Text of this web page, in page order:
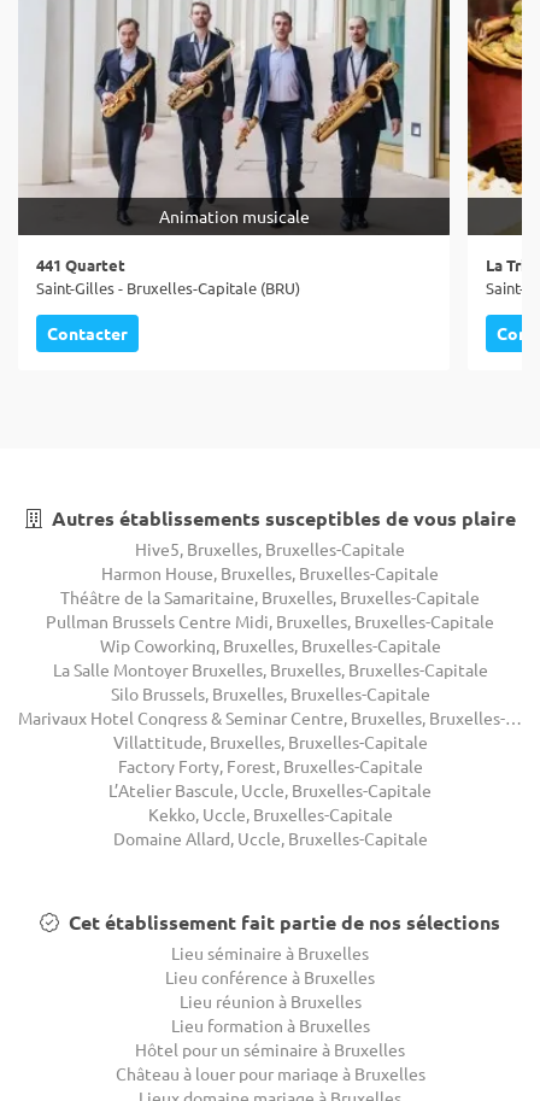
Animation musicale
441 Quartet
Saint-Gilles - Bruxelles-Capitale (BRU)
Contacter
La
Saint-
Autres établissements susceptibles de vous plaire
Hive5, Bruxelles, Bruxelles-Capitale
Harmon House, Bruxelles, Bruxelles-Capitale
Théâtre de la Samaritaine, Bruxelles, Bruxelles-Capitale
Pullman Brussels Centre Midi, Bruxelles, Bruxelles-Capitale
Wip Coworking, Bruxelles, Bruxelles-Capitale
La Salle Montoyer Bruxelles, Bruxelles, Bruxelles-Capitale
Silo Brussels, Bruxelles, Bruxelles-Capitale
Marivaux Hotel Congress & Seminar Centre, Bruxelles, Bruxelles-Capitale
Villattitude, Bruxelles, Bruxelles-Capitale
Factory Forty, Forest, Bruxelles-Capitale
L’Atelier Bascule, Uccle, Bruxelles-Capitale
Kekko, Uccle, Bruxelles-Capitale
Domaine Allard, Uccle, Bruxelles-Capitale
Cet établissement fait partie de nos sélections
Lieu séminaire à Bruxelles
Lieu conférence à Bruxelles
Lieu réunion à Bruxelles
Lieu formation à Bruxelles
Hôtel pour un séminaire à Bruxelles
Château à louer pour mariage à Bruxelles